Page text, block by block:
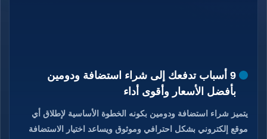
9 أسباب تدفعك إلى شراء استضافة ودومين
بأفضل الأسعار وأقوى أداء
يتميز شراء استضافة ودومين بكونه الخطوة الأساسية لإطلاق أي
موقع إلكتروني بشكل احترافي وموثوق ويساعد اختيار الاستضافة